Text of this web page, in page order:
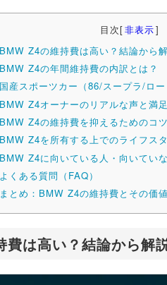
目次[非表示]
BMW Z4の維持費は高い？結論から
BMW Z4の年間維持費の内訳とは？
国産スポーツカー（86/スープラ/ロ
BMW Z4オーナーのリアルな声と満
BMW Z4の維持費を抑えるためのコツ
BMW Z4を所有する上でのライフス
BMW Z4に向いている人・向いてい
よくある質問（FAQ）
まとめ：BMW Z4の維持費とその価
費は高い？結論から解